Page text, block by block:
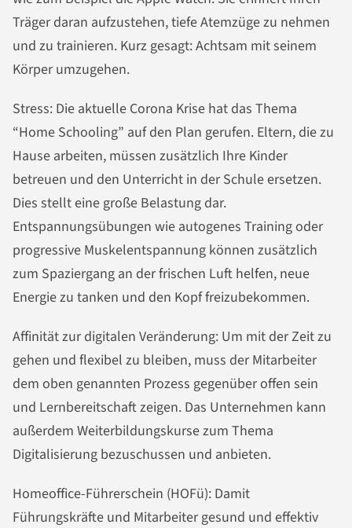
Träger daran aufzustehen, tiefe Atemzüge zu nehmen
und zu trainieren. Kurz gesagt: Achtsam mit seinem
Körper umzugehen.
Stress: Die aktuelle Corona Krise hat das Thema
“Home Schooling” auf den Plan gerufen. Eltern, die zu
Hause arbeiten, müssen zusätzlich Ihre Kinder
betreuen und den Unterricht in der Schule ersetzen.
Dies stellt eine große Belastung dar.
Entspannungsübungen wie autogenes Training oder
progressive Muskelentspannung können zusätzlich
zum Spaziergang an der frischen Luft helfen, neue
Energie zu tanken und den Kopf freizubekommen.
Affinität zur digitalen Veränderung: Um mit der Zeit zu
gehen und flexibel zu bleiben, muss der Mitarbeiter
dem oben genannten Prozess gegenüber offen sein
und Lernbereitschaft zeigen. Das Unternehmen kann
außerdem Weiterbildungskurse zum Thema
Digitalisierung bezuschussen und anbieten.
Homeoffice-Führerschein (HOFü): Damit
Führungskräfte und Mitarbeiter gesund und effektiv